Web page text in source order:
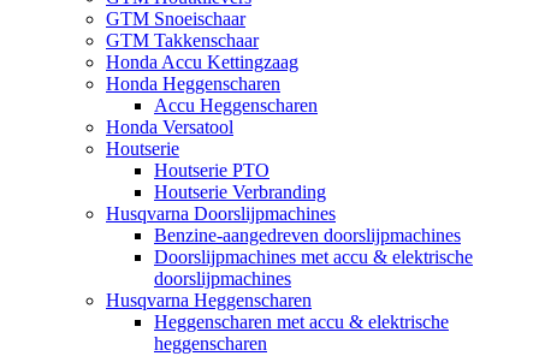
GTM Snoeischaar
GTM Takkenschaar
Honda Accu Kettingzaag
Honda Heggenscharen
Accu Heggenscharen
Honda Versatool
Houtserie
Houtserie PTO
Houtserie Verbranding
Husqvarna Doorslijpmachines
Benzine-aangedreven doorslijpmachines
Doorslijpmachines met accu & elektrische
doorslijpmachines
Husqvarna Heggenscharen
Heggenscharen met accu & elektrische
heggenscharen